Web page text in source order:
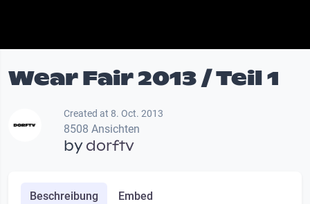
Wear Fair 2013 / Teil 1
Created at 8. Oct. 2013
8508 Ansichten
bydorftv
Beschreibung Embed